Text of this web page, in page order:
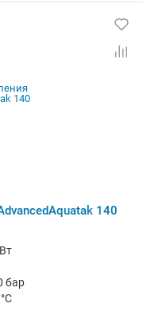
140
бар